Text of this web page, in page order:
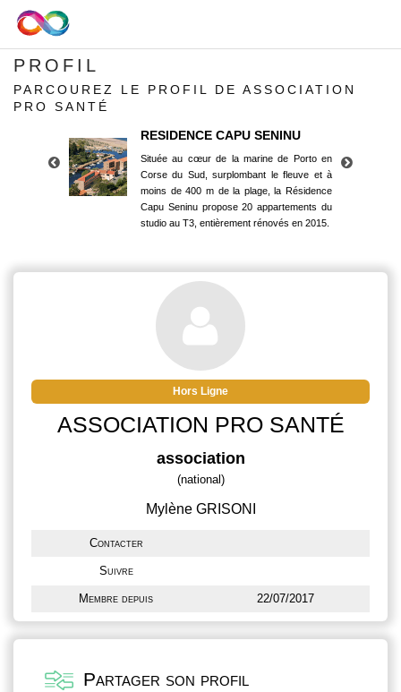
PROFIL
PARCOUREZ LE PROFIL DE ASSOCIATION
PRO SANTÉ
RESIDENCE CAPU SENINU
Située au cœur de la marine de Porto en
Corse du Sud, surplombant le fleuve et à
moins de 400 m de la plage, la Résidence
Capu Seninu propose 20 appartements du
studio au T3, entièrement rénovés en 2015.
Corse du Sud, surplombant le fleuve et à
moins de 400 m de la plage, la Résidence
Capu Seninu propose 20 appartements du
studio au T3, entièrement rénovés en 2015.
Hors Ligne
ASSOCIATION PRO SANTÉ
association
(national)
Mylène GRISONI
Contacter
Suivre
Membre depuis 22/07/2017
Partager son profil